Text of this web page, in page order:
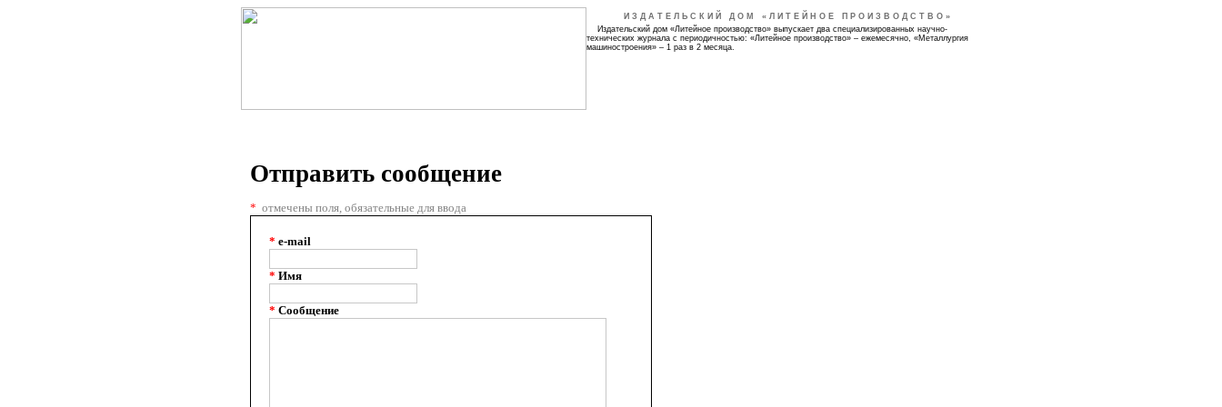
ИЗДАТЕЛЬСКИЙ ДОМ «ЛИТЕЙНОЕ ПРОИЗВОДСТВО»
Издательский дом «Литейное производство» выпускает два специализированных научно-
технических журнала с периодичностью: «Литейное производство» – ежемесячно, «Металлургия
машиностроения» – 1 раз в 2 месяца.
Отправить сообщение
* отмечены поля, обязательные для ввода
* e-mail
* Имя
* Сообщение